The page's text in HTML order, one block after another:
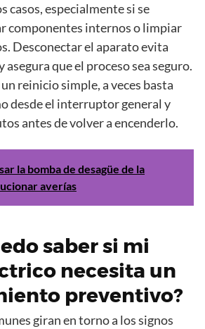
casos, especialmente si se
componentes internos o limpiar
Desconectar el aparato evita
asegura que el proceso sea seguro.
reinicio simple, a veces basta
desde el interruptor general y
antes de volver a encenderlo.
la bomba de desagüe de la
averías
saber si mi
necesita un
preventivo?
giran en torno a los signos